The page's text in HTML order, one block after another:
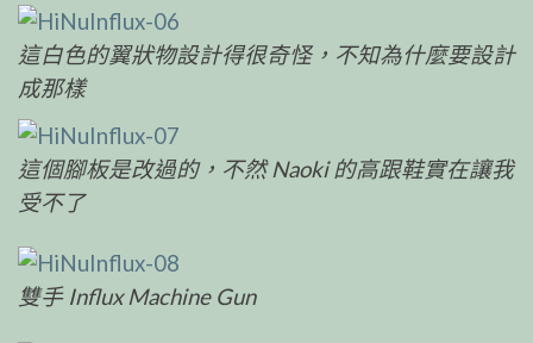
這白色的翼狀物設計得很奇怪，不知為什麼要設計
成那樣
這個腳板是改過的，不然 Naoki 的高跟鞋實在讓我
受不了
雙手 Influx Machine Gun